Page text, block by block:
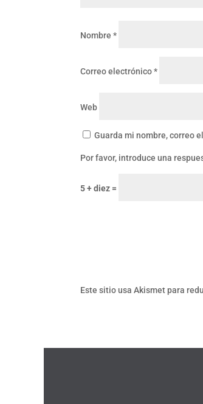
Nombre *
Correo electrónico*
Web
Guarda mi nombre, correo
Por favor, introduce una
5 + diez =
Este sitio usa Akismet para